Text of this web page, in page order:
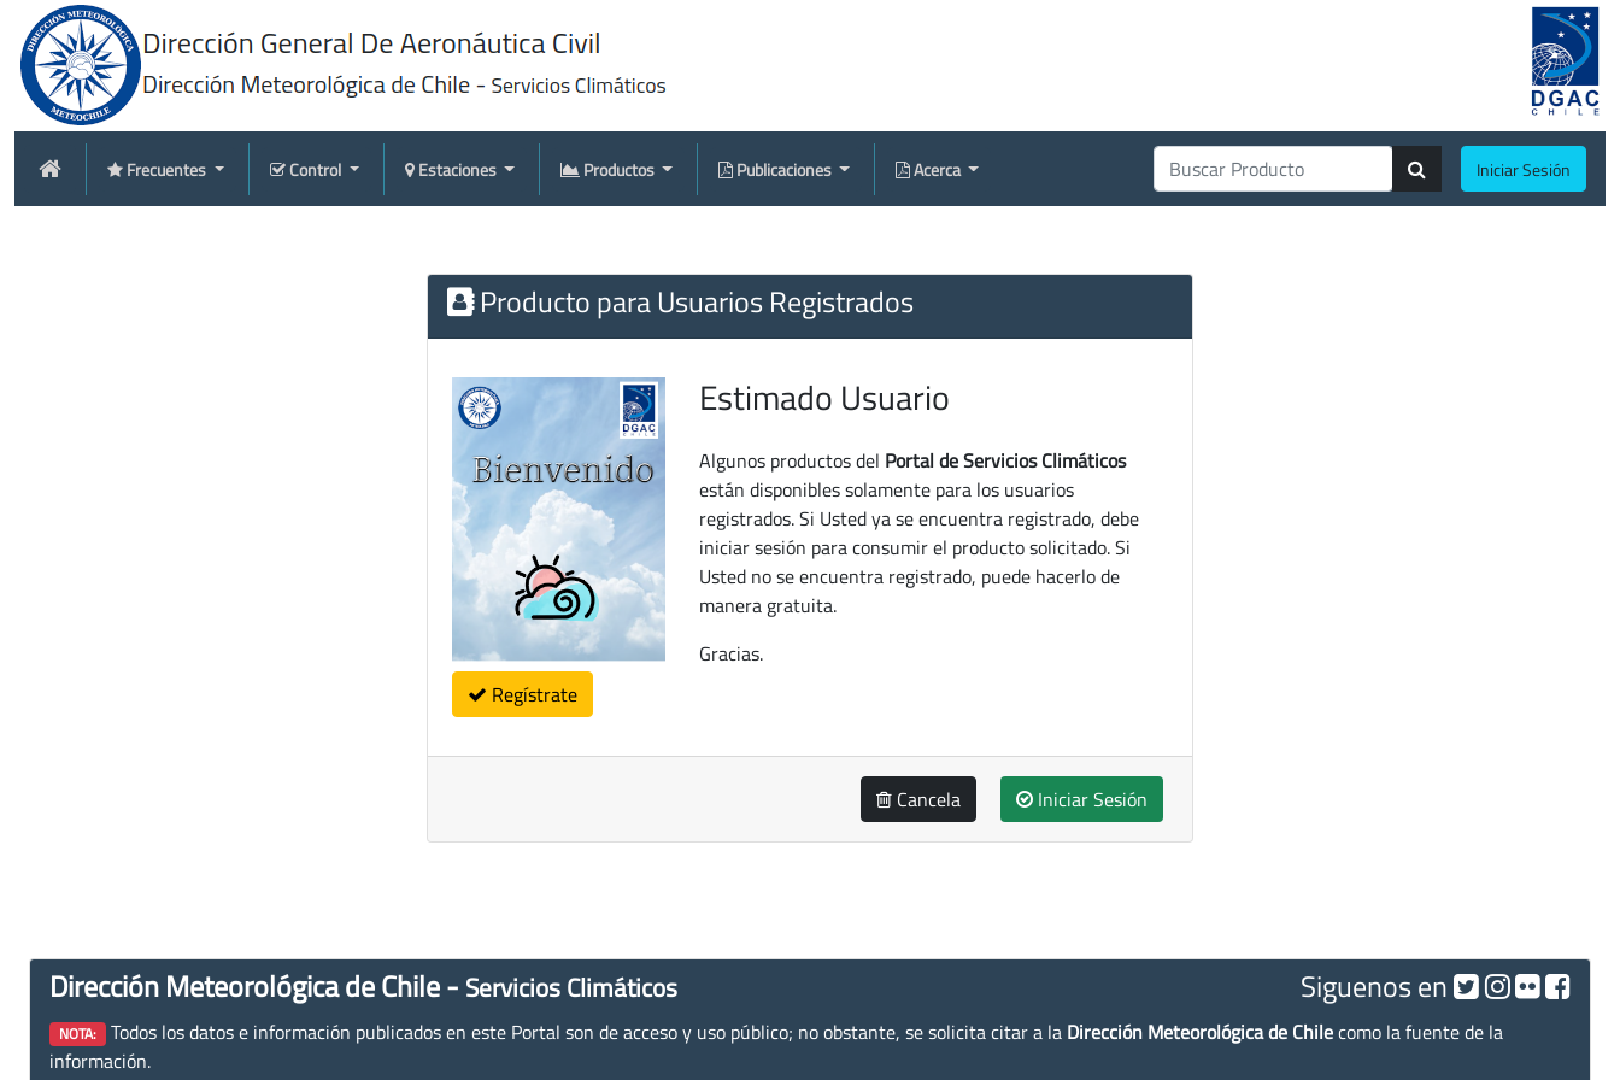
Frecuentes Control Estaciones Productos Publicaciones Acerca Iniciar Sesión
Producto para Usuarios Registrados
Regístrate
Estimado Usuario
Algunos productos del Portal de Servicios Climáticos
están disponibles solamente para los usuarios
registrados. Si Usted ya se encuentra registrado, debe
iniciar sesión para consumir el producto solicitado. Si
Usted no se encuentra registrado, puede hacerlo de
manera gratuita.
Gracias.
Cancela Iniciar Sesión
Dirección Meteorológica de Chile - Servicios Climáticos Siguenos en
NOTA: Todos los datos e información publicados en este Portal son de acceso y uso público; no obstante, se solicita citar a la Dirección Meteorológica de Chilecomo la fuente de la
información.